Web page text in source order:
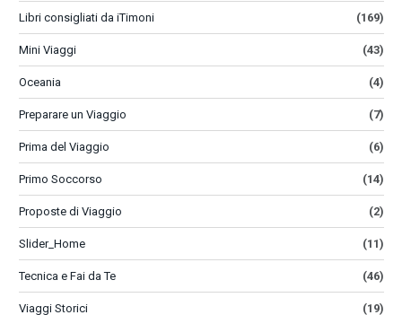
Libri consigliati da iTimoni (169)
Mini Viaggi (43)
Oceania (4)
Preparare un Viaggio (7)
Prima del Viaggio (6)
Primo Soccorso (14)
Proposte di Viaggio (2)
Slider_Home (11)
Tecnica e Fai da Te (46)
Viaggi Storici (19)